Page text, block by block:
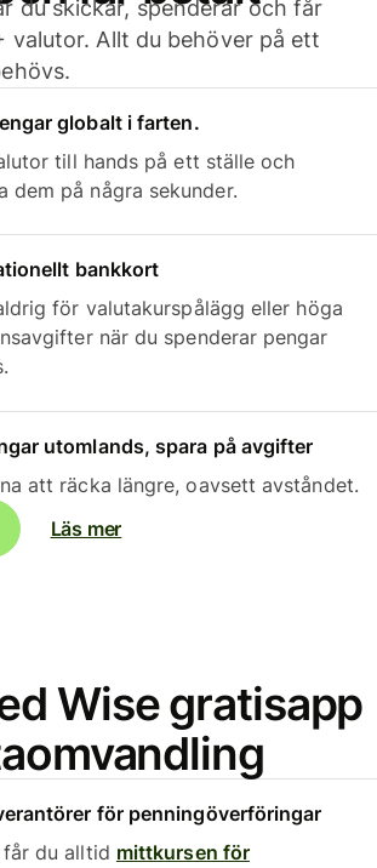
du skickar, spenderar och får
valutor. Allt du behöver på ett
globalt i farten.
till hands på ett ställe och
dem på några sekunder.
bankkort
för valutakurspålägg eller höga
när du spenderar pengar
utomlands, spara på avgifter
att räcka längre, oavsett avståndet.
Läs mer
Wise gratisapp
för penningöverföringar
får du alltid mittkursen för